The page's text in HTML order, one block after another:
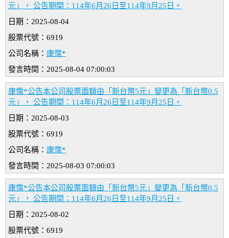
元」， 公告期間：114年6月26日至114年9月25日。
日期：2025-08-04
股票代號：6919
公司名稱： 康霈*
發言時間：2025-08-04 07:00:03
康霈*公告本公司股票面額由「新台幣5元」變更為「新台幣0.5
元」， 公告期間：114年6月26日至114年9月25日。
日期：2025-08-03
股票代號：6919
公司名稱： 康霈*
發言時間：2025-08-03 07:00:03
康霈*公告本公司股票面額由「新台幣5元」變更為「新台幣0.5
元」， 公告期間：114年6月26日至114年9月25日。
日期：2025-08-02
股票代號：6919